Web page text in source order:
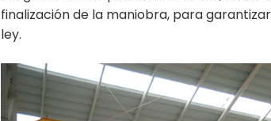
finalización de la maniobra, para
ley.